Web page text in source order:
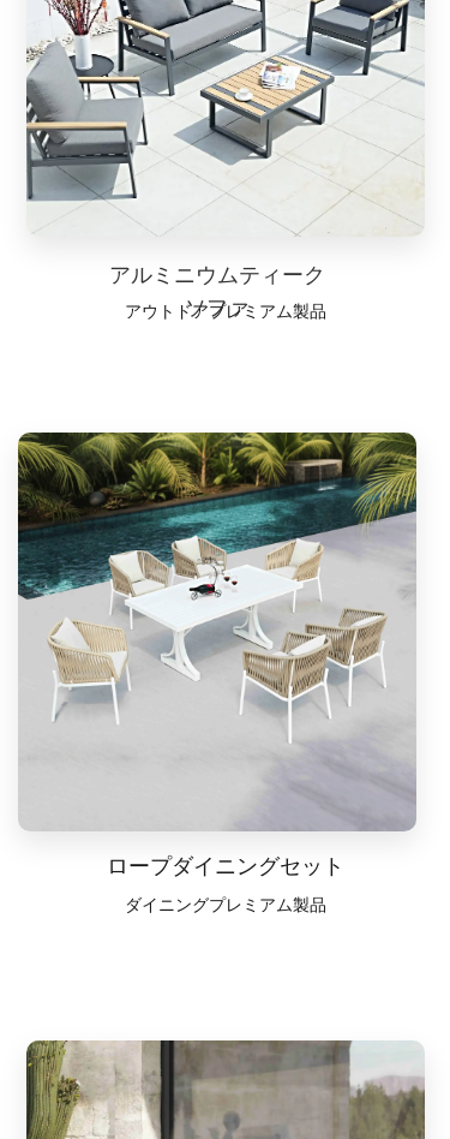
アルミニウムティーク
ソファ
アウトドアプレミアム製品
ロープダイニングセット
ダイニングプレミアム製品